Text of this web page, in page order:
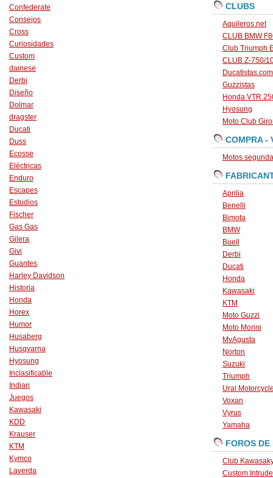
Confederate
Consejos
Cross
Curiosidades
Custom
dainese
Derbi
Diseño
Dolmar
dragster
Ducati
Duss
Ecosse
Eléctricas
Enduro
Escapes
Estudios
Fischer
Gas Gas
Gilera
Givi
Guantes
Harley Davidson
Historia
Honda
Horex
Humor
Husaberg
Husqvarna
Hyosung
Inclasificable
Indian
Juegos
Kawasaki
KDD
Krauser
KTM
Kymco
Laverda
CLUBS
Aquileros.net
CLUB BMW
Club Triumph
CLUB Z-750/
Ducatistas.com
Guzzistas
Honda VTR
Hyosung
Moto Club
COMPRA -
Motos
Aprilia
Benelli
Bimota
BMW
Buell
Derbi
Ducati
Honda
Kawasaki
KTM
Moto Guzzi
Moto Morini
MvAgusta
Norton
Suzuki
Triumph
Ural
Voxan
Vyrus
Yamaha
FOROS DE
Club
Custom